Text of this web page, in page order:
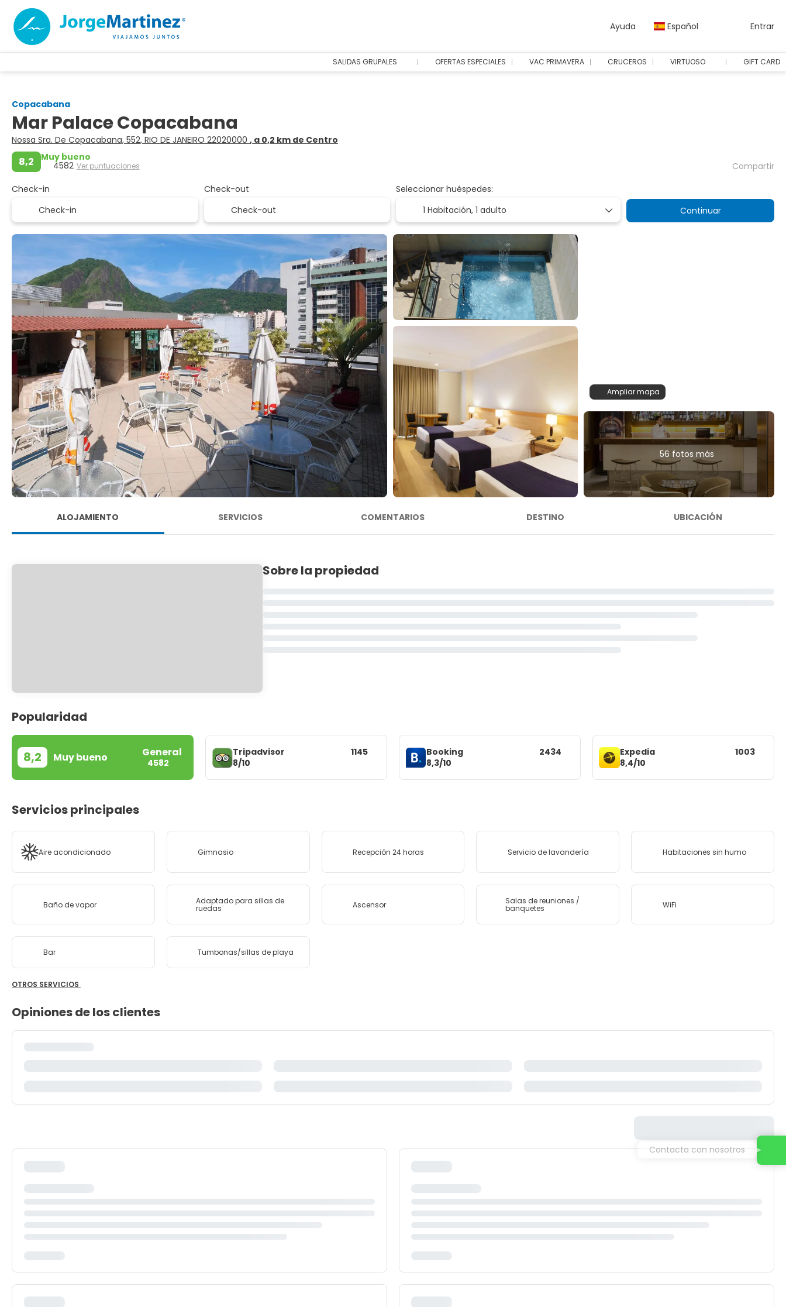
Ayuda Español Entrar
SALIDAS GRUPALES OFERTAS ESPECIALES VAC PRIMAVERA CRUCEROS VIRTUOSO GIFT CARD
Copacabana
Mar Palace Copacabana
Nossa Sra. De Copacabana, 552, RIO DE JANEIRO 22020000 , a 0,2 km de Centro
8,2 Muy bueno
4582 Ver puntuaciones
Compartir
Check-in
Check-out
Seleccionar huéspedes:
1 Habitación, 1 adulto Continuar
Ampliar mapa
56 fotos más
ALOJAMIENTO SERVICIOS COMENTARIOS DESTINO UBICACIÓN
Sobre la propiedad
Popularidad
8,2 Muy bueno General
4582
Tripadvisor
8/10
1145
Booking
8,3/10
2434
Expedia
8,4/10
1003
Servicios principales
Aire acondicionado Gimnasio Recepción 24 horas Servicio de lavandería Habitaciones sin humo
Baño de vapor Adaptado para sillas de
ruedas Ascensor Salas de reuniones /
banquetes WiFi
Bar Tumbonas/sillas de playa
OTROS SERVICIOS
Opiniones de los clientes
Contacta con nosotros